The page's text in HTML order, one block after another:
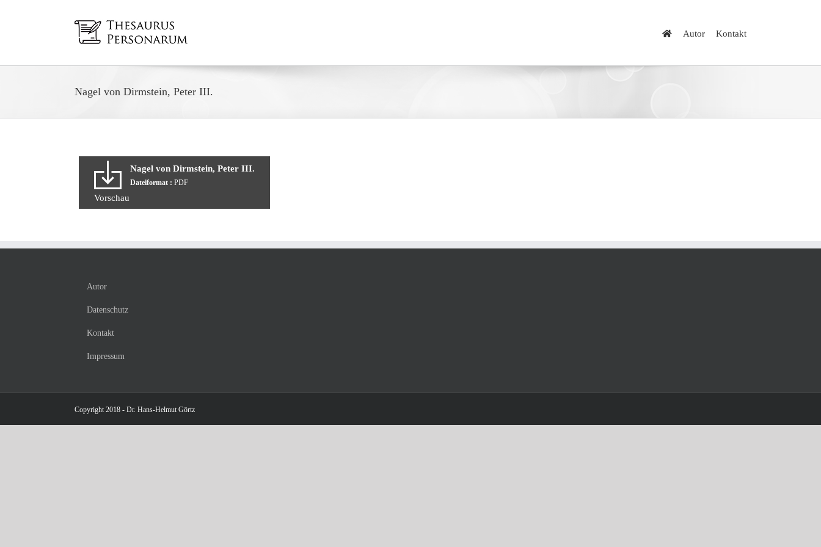
Autor Kontakt
Nagel von Dirmstein, Peter III.
Nagel von Dirmstein, Peter III.
Dateiformat : PDF
Vorschau
Autor
Datenschutz
Kontakt
Impressum
Copyright 2018 - Dr. Hans-Helmut Görtz